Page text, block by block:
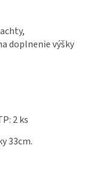
doplnenie výšky
2 ks
33cm.